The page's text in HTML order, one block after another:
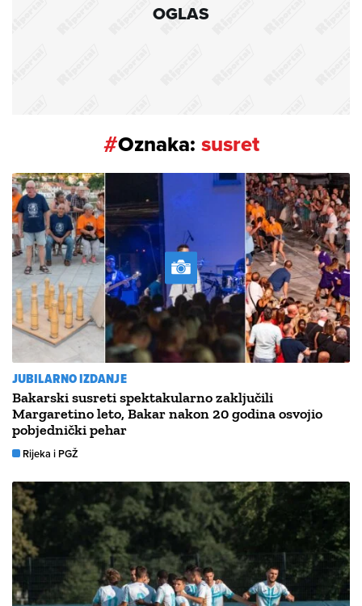
OGLAS
#Oznaka: susret
JUBILARNO IZDANJE
Bakarski susreti spektakularno zaključili
Margaretino leto, Bakar nakon 20 godina osvojio
pobjednički pehar
Rijeka i PGŽ